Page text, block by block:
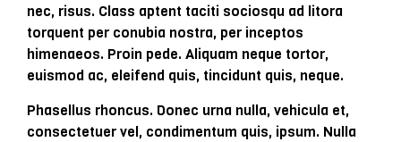
nec, risus. Class aptent taciti sociosqu ad litora
torquent per conubia nostra, per inceptos
himenaeos. Proin pede. Aliquam neque tortor,
euismod ac, eleifend quis, tincidunt quis, neque.
Phasellus rhoncus. Donec urna nulla, vehicula et,
consectetuer vel, condimentum quis, ipsum. Nulla